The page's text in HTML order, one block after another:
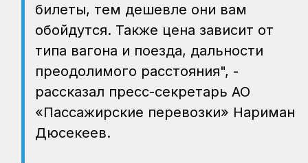
билеты, тем дешевле они вам
обойдутся. Также цена зависит от
типа вагона и поезда, дальности
преодолимого расстояния", -
рассказал пресс-секретарь АО
«Пассажирские перевозки» Нариман
Дюсекеев.